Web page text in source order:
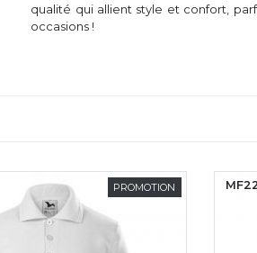
qualité qui allient style et confort,
occasions !
PROMOTION